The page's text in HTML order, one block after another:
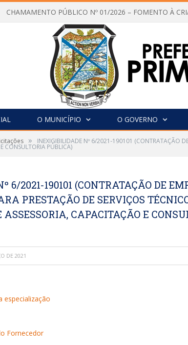
O MUNICÍPIO O GOVERNO
» INEXIGIBILIDADE Nº 6/2021-190101 (CONTRATAÇÃO DE
CONSULTORIA PÚBLICA)
6/2021-190101 (CONTRATAÇÃO DE
PRESTAÇÃO DE SERVIÇOS
ASSESSORIA, CAPACITAÇÃO E
DE 2021
especialização
Fornecedor